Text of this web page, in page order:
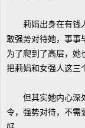
莉娟出身在有钱人
敢强势对待她，事事
为了爬到了高层，她
把莉娟和女强人这三
但其实她内心深处
令，强势对待，不需